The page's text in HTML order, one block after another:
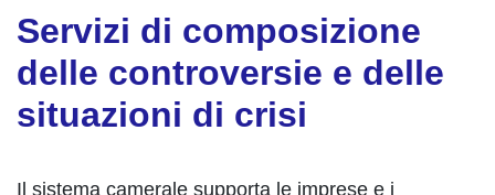
Servizi di composizione
delle controversie e delle
situazioni di crisi
Il sistema camerale supporta le imprese e i